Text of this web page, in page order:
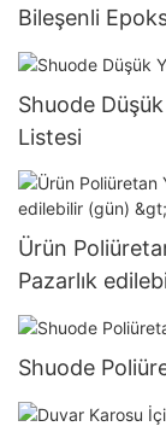
Bileşenli
Shuode
Listesi
Ürün
Pazarlık
Tedarikçiler
Shuode